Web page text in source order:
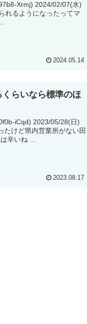
02/07(水)
2024.05.14
くらいなら標準のほ
05/28(日)
舎なんでパナソニックにした。。。田舎民は辛いね ...
2023.08.17